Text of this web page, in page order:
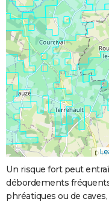
Un risque fort peut
débordements
phréatiques ou de